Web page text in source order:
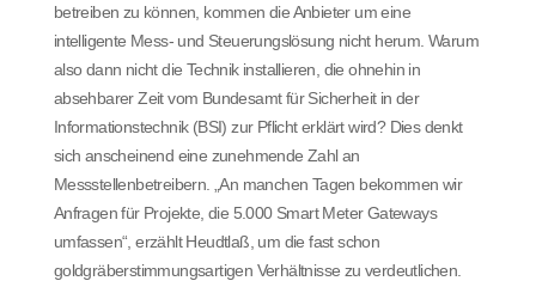
betreiben zu können, kommen die Anbieter um eine
intelligente Mess- und Steuerungslösung nicht herum. Warum
also dann nicht die Technik installieren, die ohnehin in
absehbarer Zeit vom Bundesamt für Sicherheit in der
Informationstechnik (BSI) zur Pflicht erklärt wird? Dies denkt
sich anscheinend eine zunehmende Zahl an
Messstellenbetreibern. „An manchen Tagen bekommen wir
Anfragen für Projekte, die 5.000 Smart Meter Gateways
umfassen“, erzählt Heudtlaß, um die fast schon
goldgräberstimmungsartigen Verhältnisse zu verdeutlichen.